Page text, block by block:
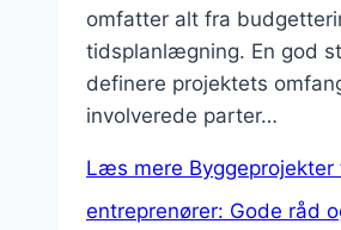
omfatter alt fra
tidsplanlægning. En god
definere projektets
involverede parter…
Læs mere Byggeprojekter
entreprenører: Gode råd